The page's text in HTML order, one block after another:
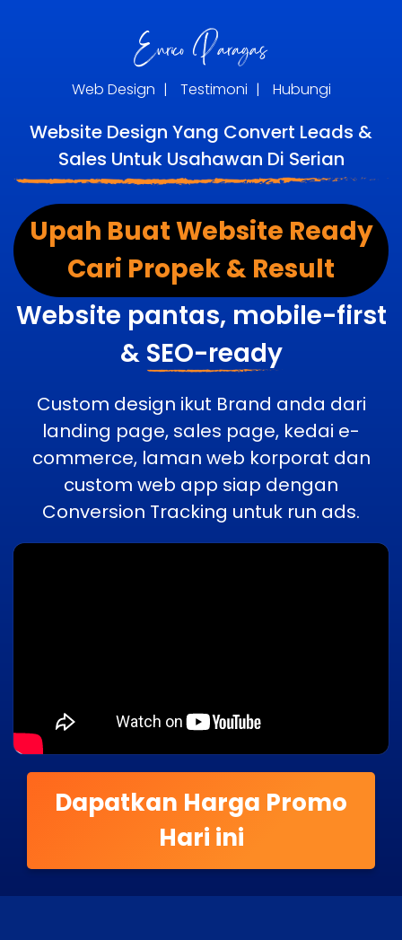
Web Design | Testimoni | Hubungi
Website Design Yang Convert Leads &
Sales Untuk Usahawan Di Serian
Upah Buat Website Ready
Cari Propek & Result
Website pantas, mobile-first
& SEO-ready
Custom design ikut Brand anda dari
landing page, sales page, kedai e-
commerce, laman web korporat dan
custom web app siap dengan
Conversion Tracking untuk run ads.
Dapatkan Harga Promo
Hari ini